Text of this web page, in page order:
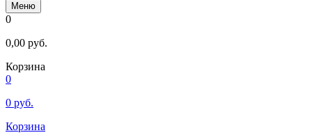
Меню
0
0,00 руб.
Корзина
0
0 руб.
Корзина